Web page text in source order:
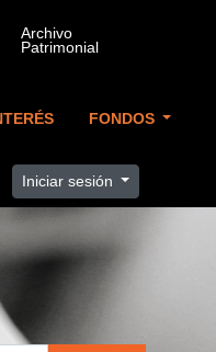
FONDOS
Iniciar sesión